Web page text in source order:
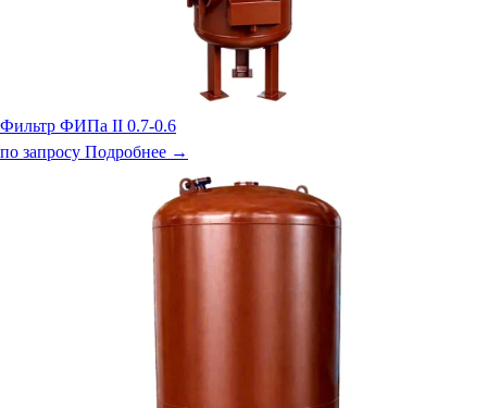
Фильтр ФИПа II 0.7-0.6
по запросу Подробнее →